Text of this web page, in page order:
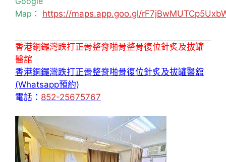
Map： https://maps.app.goo.gl/
香港銅鑼灣跌打正骨整脊啪骨整骨復位針炙及拔罐
醫舘
香港銅鑼灣跌打正骨整脊啪骨復位針炙及拔罐醫舘
(Whatsapp預約)
電話： 852-25675767